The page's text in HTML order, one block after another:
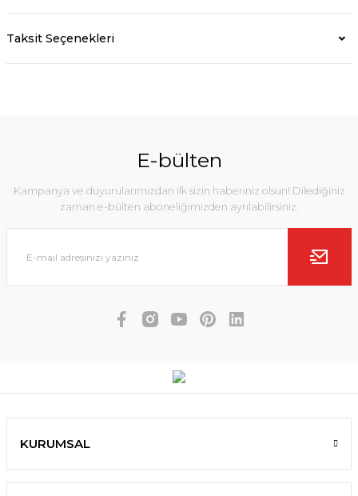
Taksit Seçenekleri
E-bülten
Kampanya ve duyurularımızdan ilk sizin haberiniz olsun! Dilediğiniz
zaman e-bülten aboneliğimizden ayrılabilirsiniz.
KURUMSAL